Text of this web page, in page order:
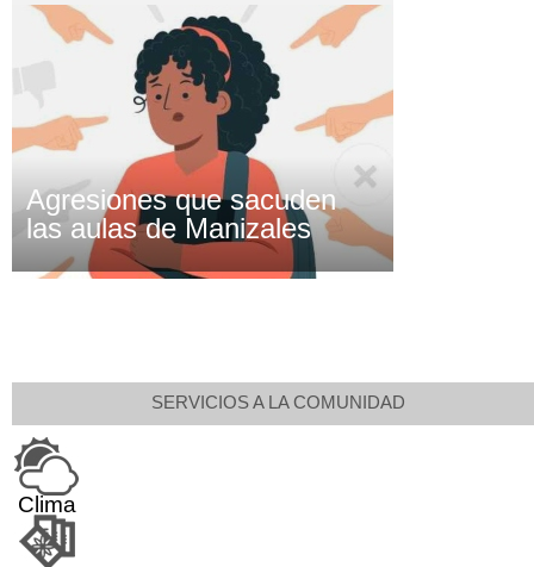
Agresiones que sacuden
las aulas de Manizales
SERVICIOS A LA COMUNIDAD
Clima